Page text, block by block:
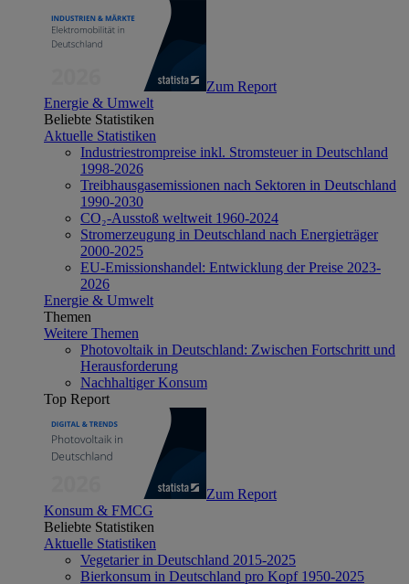
Zum Report
Energie & Umwelt
Beliebte Statistiken
Aktuelle Statistiken
Industriestrompreise inkl. Stromsteuer in Deutschland
1998-2026
Treibhausgasemissionen nach Sektoren in Deutschland
1990-2030
CO₂-Ausstoß weltweit 1960-2024
Stromerzeugung in Deutschland nach Energieträger
2000-2025
EU-Emissionshandel: Entwicklung der Preise 2023-
2026
Energie & Umwelt
Themen
Weitere Themen
Photovoltaik in Deutschland: Zwischen Fortschritt und
Herausforderung
Nachhaltiger Konsum
Top Report
Zum Report
Konsum & FMCG
Beliebte Statistiken
Aktuelle Statistiken
Vegetarier in Deutschland 2015-2025
Bierkonsum in Deutschland pro Kopf 1950-2025